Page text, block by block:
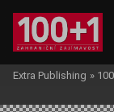
Extra Publishing »